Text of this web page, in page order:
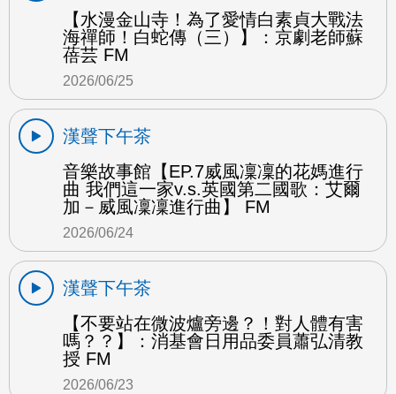
【水漫金山寺！為了愛情白素貞大戰法
海禪師！白蛇傳（三）】：京劇老師蘇
蓓芸 FM
2026/06/25
漢聲下午茶
音樂故事館【EP.7威風凜凜的花媽進行
曲 我們這一家v.s.英國第二國歌：艾爾
加－威風凜凜進行曲】 FM
2026/06/24
漢聲下午茶
【不要站在微波爐旁邊？！對人體有害
嗎？？】：消基會日用品委員蕭弘清教
授 FM
2026/06/23